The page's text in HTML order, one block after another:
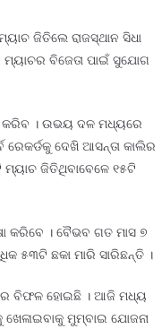
ଜିତିଲେ ରାଜସ୍ଥାନ ସିଧା
ବିଜେତା ପାଇଁ ସୁଯୋଗ
କରିବ । ଉଭୟ ଦଳ ମଧ୍ୟରେ
ରେକର୍ଡକୁ ଦେଖି ଆସନ୍ତା କାଲିର
ଜିତିଥିବାବେଳେ ୧୫ଟି
କରିବେ । ବୈଭବ ଗତ ମାସ ୭
୫୩ଟି ଛକା ମାରି ସାରିଛନ୍ତି ।
ବିଫଳ ହୋଇଛି । ଆଜି ମଧ୍ୟ
ମୁମ୍ବାଇ ଯୋଜନା